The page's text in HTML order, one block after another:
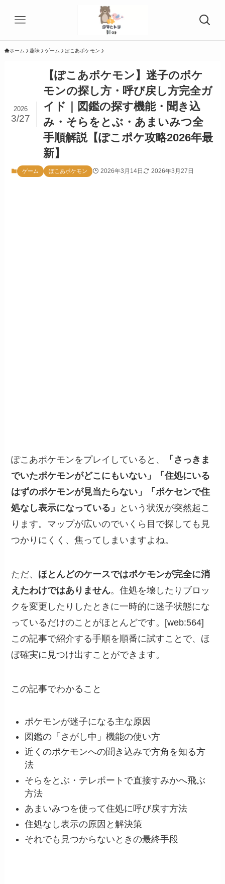
ホーム 趣味 ゲーム ぽこあポケモン
【ぽこあポケモン】迷子のポケ
モンの探し方・呼び戻し方完全ガ
イド｜図鑑の探す機能・聞き込
み・そらをとぶ・あまいみつ全
手順解説【ぽこポケ攻略2026年最
新】
2026
3/27
ゲーム ぽこあポケモン 2026年3月14日 2026年3月27日
ぽこあポケモンをプレイしていると、
「さっきま
でいたポケモンがどこにもいない」「住処にいる
はずのポケモンが見当たらない」「ポケセンで住
処なし表示になっている」
という状況が突然起こ
ります。マップが広いのでいくら目で探しても見
つかりにくく、焦ってしまいますよね。
ただ、 ほとんどのケースではポケモンが完全に消
えたわけではありません。住処を壊したりブロッ
クを変更したりしたときに一時的に迷子状態にな
っているだけのことがほとんどです。[web:564]
この記事で紹介する手順を順番に試すことで、ほ
ぼ確実に見つけ出すことができます。
この記事でわかること
ポケモンが迷子になる主な原因
図鑑の「さがし中」機能の使い方
近くのポケモンへの聞き込みで方角を知る方
法
そらをとぶ・テレポートで直接すみかへ飛ぶ
方法
あまいみつを使って住処に呼び戻す方法
住処なし表示の原因と解決策
それでも見つからないときの最終手段